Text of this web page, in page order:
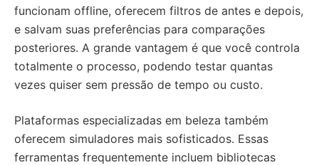
funcionam offline, oferecem filtros de antes e depois,
e salvam suas preferências para comparações
posteriores. A grande vantagem é que você controla
totalmente o processo, podendo testar quantas
vezes quiser sem pressão de tempo ou custo.
Plataformas especializadas em beleza também
oferecem simuladores mais sofisticados. Essas
ferramentas frequentemente incluem bibliotecas